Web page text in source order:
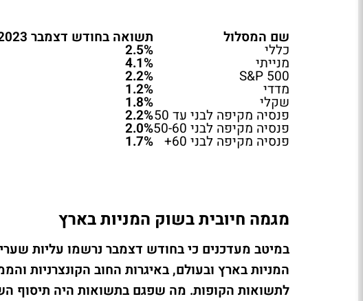
שם המסלול תשואה בחודש דצמבר 2023
כללי 2.5%
מנייתי 4.1%
500
S&P
2.2%
מדדי 1.2%
שקלי 1.8%
פנסיה מקיפה לבני עד 50 2.2%
פנסיה מקיפה לבני 50-60 2.0%
פנסיה מקיפה לבני 60+ 1.7%
מגמה חיובית בשוק המניות בארץ
במיטב מעדכנים כי בחודש דצמבר נרשמו עליות
המניות בארץ ובעולם, באיגרות החוב הקונצרניות
לתשואות הקופות. מה שפגם בתשואות היה תיסוף